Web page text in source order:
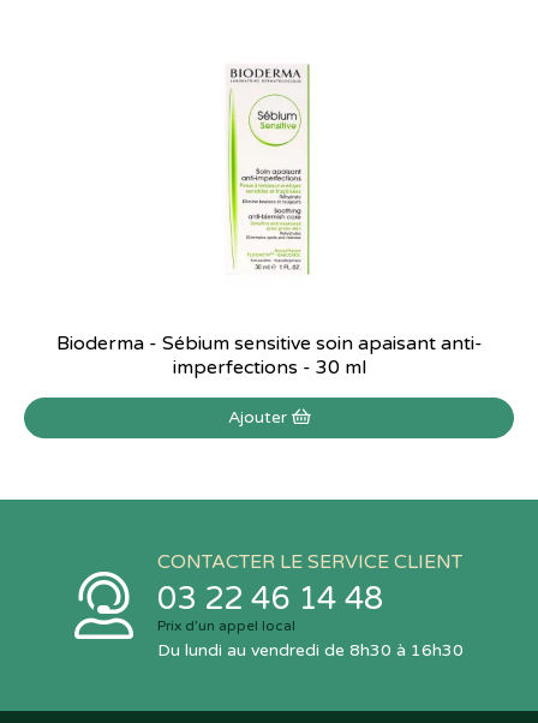
Bioderma - Sébium sensitive soin apaisant anti-
imperfections - 30 ml
Ajouter
CONTACTER LE SERVICE CLIENT
03 22 46 14 48
Prix d’un appel local
Du lundi au vendredi de 8h30 à 16h30